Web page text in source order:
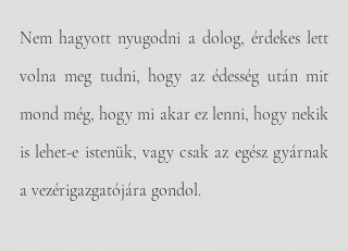
Nem hagyott nyugodni a dolog, érdekes lett
volna meg tudni, hogy az édesség után mit
mond még, hogy mi akar ez lenni, hogy nekik
is lehet-e istenük, vagy csak az egész gyárnak
a vezérigazgatójára gondol.